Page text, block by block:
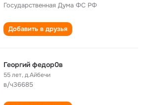
Государственная Дума ФС РФ
Добавить в друзья
Георгий федор0в
55 лет,д.Айбечи
в/ч36685